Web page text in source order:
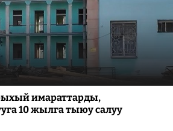
имараттарды,
10 жылга тыюу салуу